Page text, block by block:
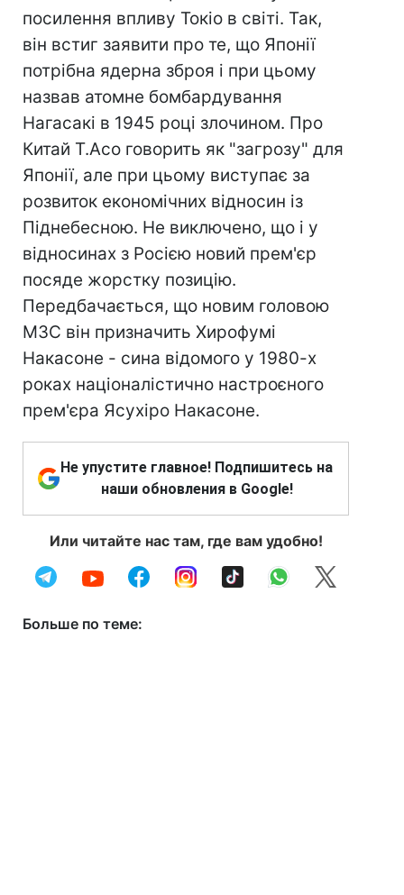
посилення впливу Токіо в світі. Так,
він встиг заявити про те, що Японії
потрібна ядерна зброя і при цьому
назвав атомне бомбардування
Нагасакі в 1945 році злочином. Про
Китай Т.Асо говорить як "загрозу" для
Японії, але при цьому виступає за
розвиток економічних відносин із
Піднебесною. Не виключено, що і у
відносинах з Росією новий прем'єр
посяде жорстку позицію.
Передбачається, що новим головою
МЗС він призначить Хирофумі
Накасоне - сина відомого у 1980-х
роках націоналістично настроєного
прем'єра Ясухіро Накасоне.
Не упустите главное! Подпишитесь на
наши обновления в Google!
Или читайте нас там, где вам удобно!
Больше по теме: